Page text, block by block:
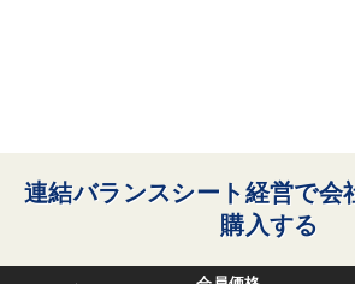
海 生 裕
連結バランスシート経営で会
購入する